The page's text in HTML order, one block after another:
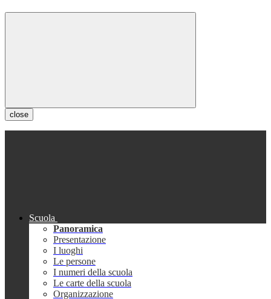
close
Scuola
Panoramica
Presentazione
I luoghi
Le persone
I numeri della scuola
Le carte della scuola
Organizzazione